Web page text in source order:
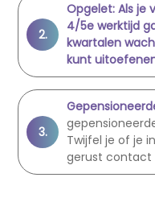
Opgelet: Als je
4/5e werktijd
kwartalen
kunt
Twijfel je of je
gerust contact